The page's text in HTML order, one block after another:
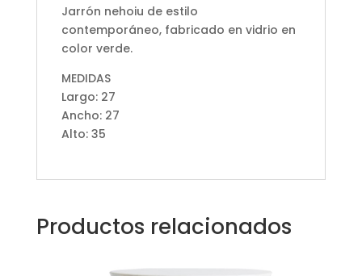
Jarrón nehoiu de estilo
contemporáneo, fabricado en vidrio en
color verde.
MEDIDAS
Largo: 27
Ancho: 27
Alto: 35
Productos relacionados